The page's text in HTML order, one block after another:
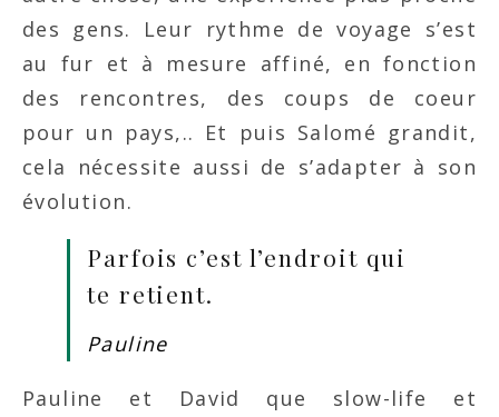
des gens. Leur rythme de voyage s’est
au fur et à mesure affiné, en fonction
des rencontres, des coups de coeur
pour un pays,.. Et puis Salomé grandit,
cela nécessite aussi de s’adapter à son
évolution.
Parfois c’est l’endroit qui
te retient.
Pauline
Pauline et David que slow-life et